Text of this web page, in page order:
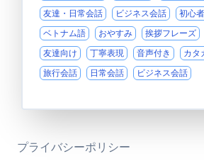
友達・日常会話
ビジネス会話
初心
ベトナム語
おやすみ 挨拶フレーズ
友達向け
丁寧表現 音声付き
カタ
旅行会話
日常会話 ビジネス会話
プライバシーポリシー